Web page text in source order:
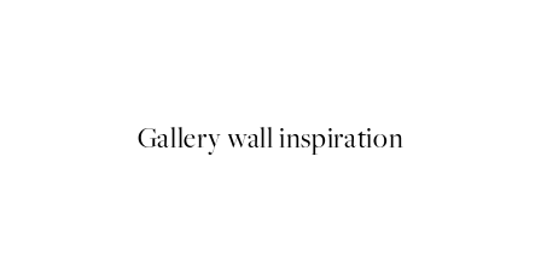
Gallery wall inspiration